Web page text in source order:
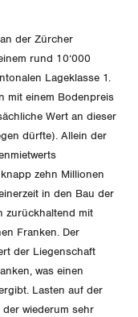
der Zürcher
rund 10‘000
Lageklasse 1.
mit einem Bodenpreis
Wert an dieser
dürfte). Allein der
zehn Millionen
in den Bau der
zurückhaltend mit
Franken. Der
der Liegenschaft
was einen
Lasten auf der
wiederum sehr